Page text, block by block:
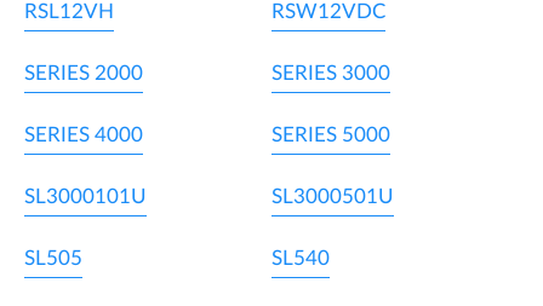
RSL12VH RSW12VDC
SERIES 2000 SERIES 3000
SERIES 4000 SERIES 5000
SL3000101U SL3000501U
SL505 SL540